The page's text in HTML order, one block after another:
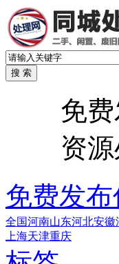
免
资
免费发布
全国河南山东河北安徽
上海天津重庆